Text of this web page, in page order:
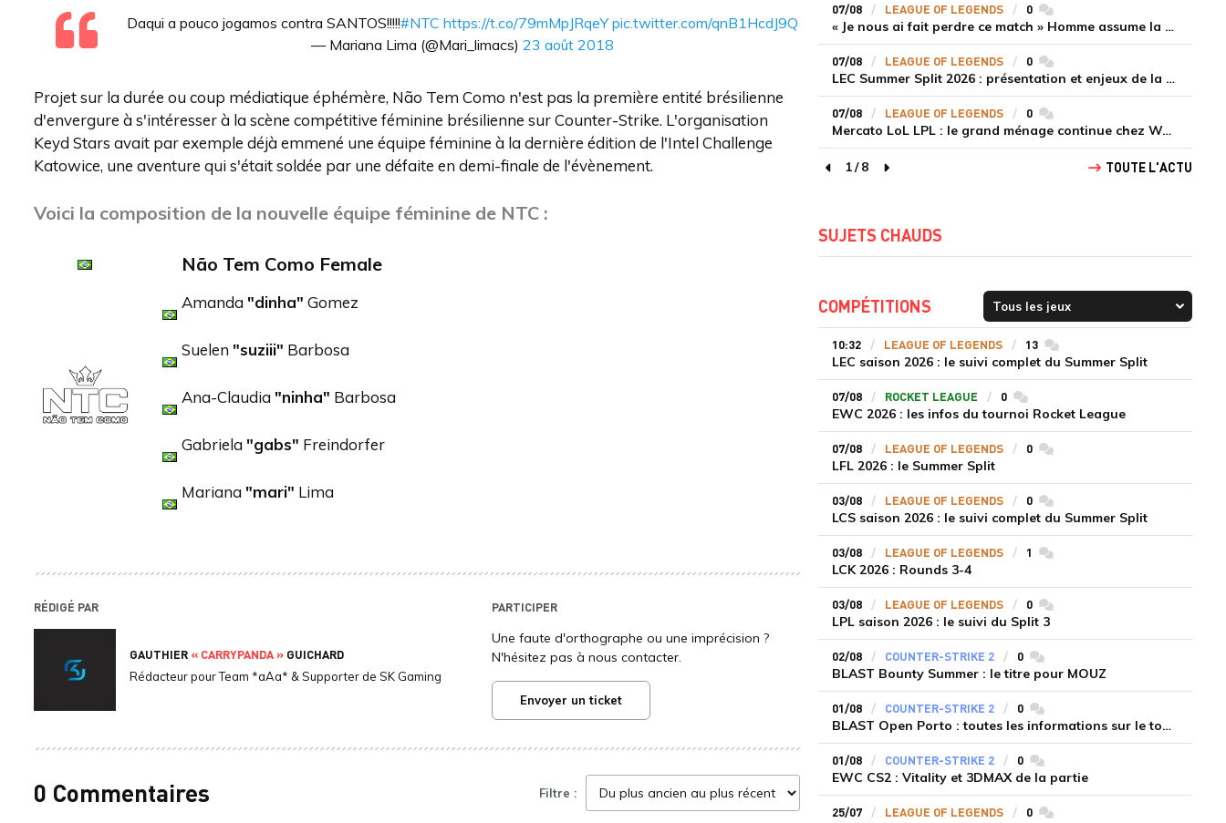
Daqui a pouco jogamos contra SANTOS!!!!!#NTC https://t.co/79mMpJRqeY pic.twitter.com/qnB1HcdJ9Q
— Mariana Lima (@Mari_limacs) 23 août 2018
Projet sur la durée ou coup médiatique éphémère, Não Tem Como n'est pas la première entité brésilienne
d'envergure à s'intéresser à la scène compétitive féminine brésilienne sur Counter-Strike. L'organisation
Keyd Stars avait par exemple déjà emmené une équipe féminine à la dernière édition de l'Intel Challenge
Katowice, une aventure qui s'était soldée par une défaite en demi-finale de l'évènement.
Voici la composition de la nouvelle équipe féminine de NTC :
Não Tem Como Female
Amanda "dinha" Gomez
Suelen "suziii" Barbosa
Ana-Claudia "ninha" Barbosa
Gabriela "gabs" Freindorfer
Mariana "mari" Lima
RÉDIGÉ PAR
GAUTHIER « CARRYPANDA » GUICHARD
Rédacteur pour Team *aAa* & Supporter de SK Gaming
PARTICIPER
Une faute d'orthographe ou une imprécision ?
N'hésitez pas à nous contacter.
Envoyer un ticket
0 Commentaires Filtre :
07/08 LEAGUE OF LEGENDS 0commentaires
« Je nous ai fait perdre ce match » Homme assume la responsabilité de la défaite de HLE face à Gen.G
07/08 LEAGUE OF LEGENDS 0commentaires
LEC Summer Split 2026 : présentation et enjeux de la troisième semaine de compétition
07/08 LEAGUE OF LEGENDS 0commentaires
Mercato LoL LPL : le grand ménage continue chez Weibo Gaming, Jiejie quitte le navire au profit de Xiaohao
page précédente
1/8
page suivante
TOUTE L'ACTU
SUJETS CHAUDS
COMPÉTITIONS
10:32 LEAGUE OF LEGENDS 13commentaires
LEC saison 2026 : le suivi complet du Summer Split
07/08 ROCKET LEAGUE 0commentaires
EWC 2026 : les infos du tournoi Rocket League
07/08 LEAGUE OF LEGENDS 0commentaires
LFL 2026 : le Summer Split
03/08 LEAGUE OF LEGENDS 0commentaires
LCS saison 2026 : le suivi complet du Summer Split
03/08 LEAGUE OF LEGENDS 1 commentaires
LCK 2026 : Rounds 3-4
03/08 LEAGUE OF LEGENDS 0commentaires
LPL saison 2026 : le suivi du Split 3
02/08 COUNTER-STRIKE 2 0commentaires
BLAST Bounty Summer : le titre pour MOUZ
01/08 COUNTER-STRIKE 2 0commentaires
BLAST Open Porto : toutes les informations sur le tournoi
01/08 COUNTER-STRIKE 2 0commentaires
EWC CS2 : Vitality et 3DMAX de la partie
25/07 LEAGUE OF LEGENDS 0commentaires